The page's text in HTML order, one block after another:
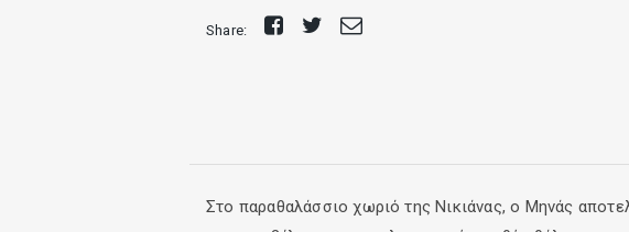
Share:
Share
TweetSend
E-
Στο παραθαλάσσιο χωριό της Νικιάνας, o Mηνάς